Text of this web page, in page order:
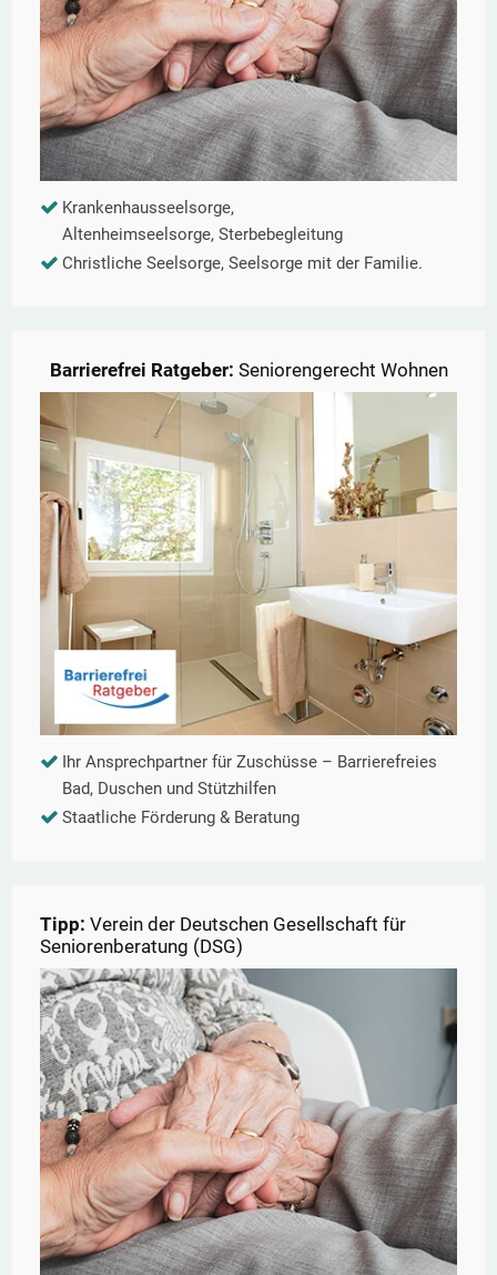
Krankenhausseelsorge,
Altenheimseelsorge, Sterbebegleitung
Christliche Seelsorge, Seelsorge mit der Familie.
Barrierefrei Ratgeber: Seniorengerecht Wohnen
Ihr Ansprechpartner für Zuschüsse – Barrierefreies
Bad, Duschen und Stützhilfen
Staatliche Förderung & Beratung
Tipp: Verein der Deutschen Gesellschaft für
Seniorenberatung (DSG)